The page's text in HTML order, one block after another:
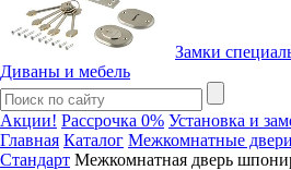
Замки
Диваны и мебель
Акции! Рассрочка 0% Установка и
Главная Каталог Межкомнатные двери
Стандарт Межкомнатная дверь